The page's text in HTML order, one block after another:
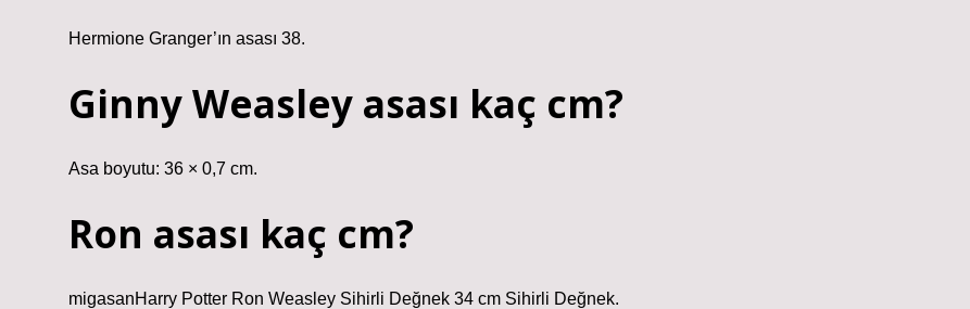
Hermione Granger’ın asası 38.
Ginny Weasley asası kaç cm?
Asa boyutu: 36 × 0,7 cm.
Ron asası kaç cm?
migasanHarry Potter Ron Weasley Sihirli Değnek 34 cm Sihirli Değnek.